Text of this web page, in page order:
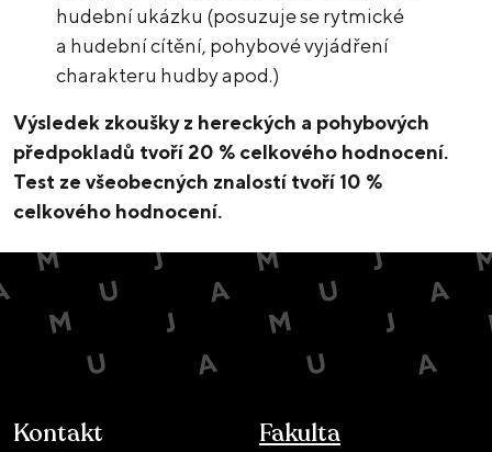
hudební ukázku (posuzuje se rytmické
a hudební cítění, pohybové vyjádření
charakteru hudby apod.)
Výsledek zkoušky z hereckých a pohybových
předpokladů tvoří 20 % celkového hodnocení.
Test ze všeobecných znalostí tvoří 10 %
celkového hodnocení.
Kontakt Fakulta